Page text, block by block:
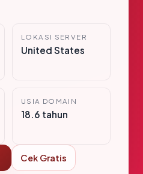
LOKASI SERVER
United States
USIA DOMAIN
18.6 tahun
Cek Gratis